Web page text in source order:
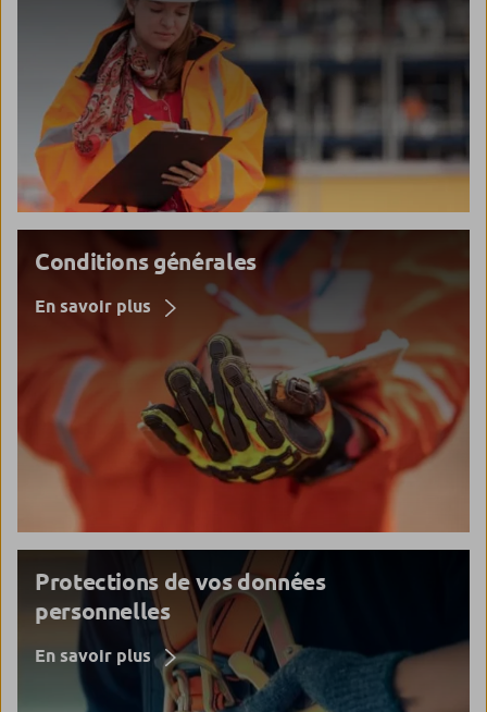
Conditions générales
En savoir plus
Protections de vos données
personnelles
En savoir plus